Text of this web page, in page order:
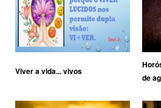
Viver a vida... vivos
de